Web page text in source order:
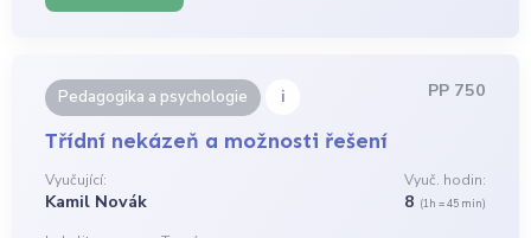
Pedagogika a psychologie i PP 750
Třídní nekázeň a možnosti řešení
Vyučující:
Kamil Novák
Vyuč. hodin:
8 (1h = 45 min)